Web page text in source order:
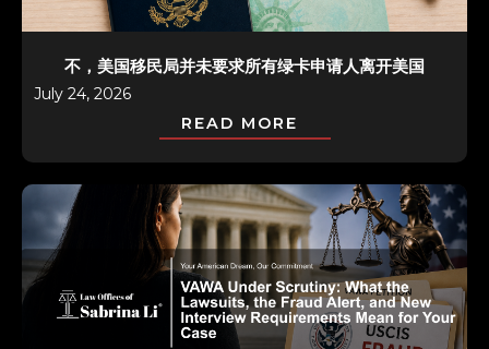
不，美国移民局并未要求所有绿卡申请人离开美国
July 24, 2026
READ MORE